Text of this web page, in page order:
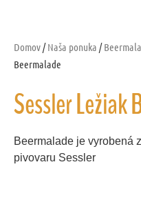
Domov/Naša ponuka /
Beermalade
Sessler Ležiak
Beermalade je vyrobená
pivovaru Sessler